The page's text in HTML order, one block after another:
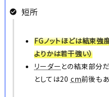
短所
FGノットほどは結束強
よりかは若干強い）
リーダーとの結束部分
としては20 cm前後も